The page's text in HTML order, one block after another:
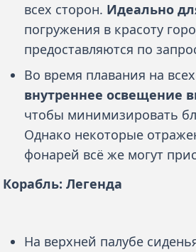
всех сторон. Идеально
погружения в красоту
предоставляются по
Во время плавания на
внутреннее освещение
чтобы минимизировать
Однако некоторые
фонарей всё же могут
Корабль: Легенда
На верхней палубе